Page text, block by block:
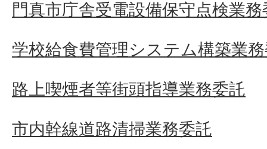
門真市庁舎受電設備保守点検業務
学校給食費管理システム構築業
路上喫煙者等街頭指導業務委託
市内幹線道路清掃業務委託